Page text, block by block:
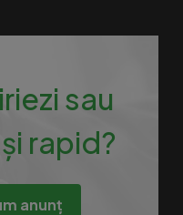
sau
rapid?
anunț